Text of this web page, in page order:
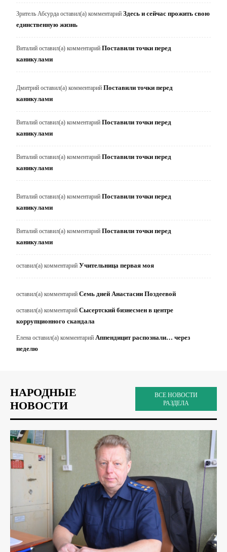
Зритель Абсурда оставил(а) комментарий Здесь и сейчас прожить свою
единственную жизнь
Виталий оставил(а) комментарий Поставили точки перед
каникулами
Дмитрий оставил(а) комментарий Поставили точки перед
каникулами
Виталий оставил(а) комментарий Поставили точки перед
каникулами
Виталий оставил(а) комментарий Поставили точки перед
каникулами
Виталий оставил(а) комментарий Поставили точки перед
каникулами
Виталий оставил(а) комментарий Поставили точки перед
каникулами
оставил(а) комментарий Учительница первая моя
оставил(а) комментарий Семь дней Анастасии Поздеевой
оставил(а) комментарий Сысертский бизнесмен в центре
коррупционного скандала
Елена оставил(а) комментарий Аппендицит распознали… через
неделю
НАРОДНЫЕ
НОВОСТИ
ВСЕ НОВОСТИ
РАЗДЕЛА